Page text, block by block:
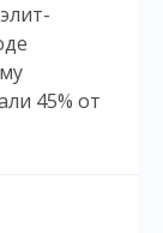
45% от